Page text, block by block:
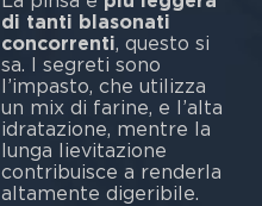
di tanti blasonati
concorrenti, questo si
sa. I segreti sono
l’impasto, che utilizza
un mix di farine, e l’alta
idratazione, mentre la
lunga lievitazione
contribuisce a renderla
altamente digeribile.